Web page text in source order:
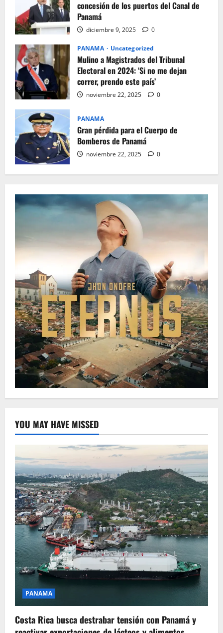
concesión de los puertos del Canal de
Panamá
diciembre 9, 2025 0
PANAMA Uncategorized
Mulino a Magistrados del Tribunal
Electoral en 2024: ‘Si no me dejan
correr, prendo este país’
noviembre 22, 2025 0
PANAMA
Gran pérdida para el Cuerpo de
Bomberos de Panamá
noviembre 22, 2025 0
YOU MAY HAVE MISSED
PANAMA
Costa Rica busca destrabar tensión con Panamá y